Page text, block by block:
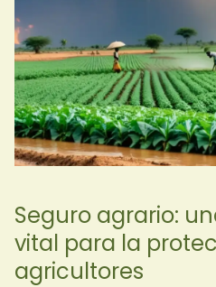
Seguro agrario:
vital para la
agricultores